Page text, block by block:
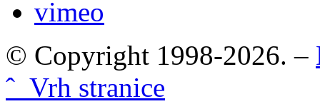
vimeo
© Copyright 1998-2026. –
ˆ Vrh stranice